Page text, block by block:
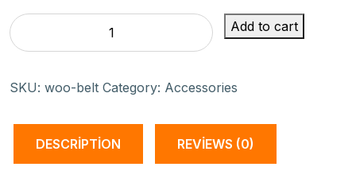
Belt
quantity
Add to cart
SKU: woo-belt Category: Accessories
DESCRIPTION REVIEWS (0)